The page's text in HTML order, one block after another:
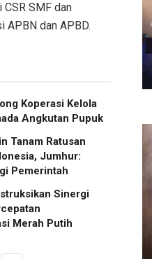
SMF dan
APBN dan APBD.
Koperasi Kelola
Angkutan Pupuk
Tanam Ratusan
Jumhur:
Pemerintah
Sinergi
Merah Putih